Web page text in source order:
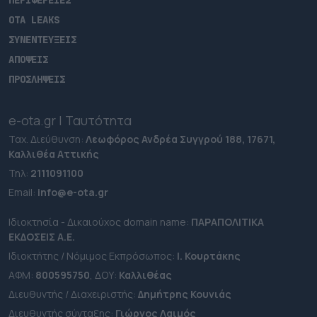
OTA LEAKS
ΣΥΝΕΝΤΕΥΞΕΙΣ
ΑΠΟΨΕΙΣ
ΠΡΟΣΛΗΨΕΙΣ
e-ota.gr | Ταυτότητα
Ταχ. Διεύθυνση: Λεωφόρος Ανδρέα Συγγρού 188, 17671,
Καλλιθέα Αττικής
Τηλ: 2111091100
Εmail: info@e-ota.gr
Ιδιοκτησία - Δικαιούχος domain name: ΠΑΡΑΠΟΛΙΤΙΚΑ
ΕΚΔΟΣΕΙΣ A.E.
Ιδιοκτήτης / Νόμιμος Εκπρόσωπος: Ι. Κουρτάκης
ΑΦΜ: 800595750, ΔΟΥ: Καλλιθέας
Διευθυντής / Διαχειριστής: Δημήτρης Κουνιάς
Διευθυντής σύνταξης: Γιώργος Λαιμός